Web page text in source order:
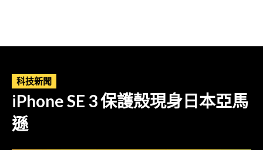
科技新聞
iPhone SE 3 保護殼現身日本亞馬
遜